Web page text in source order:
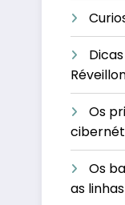
Os
Os
as